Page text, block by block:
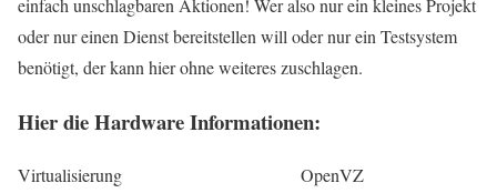
einfach unschlagbaren Aktionen! Wer also nur ein kleines Projekt
oder nur einen Dienst bereitstellen will oder nur ein Testsystem
benötigt, der kann hier ohne weiteres zuschlagen.
Hier die Hardware Informationen:
Virtualisierung
OpenVZ